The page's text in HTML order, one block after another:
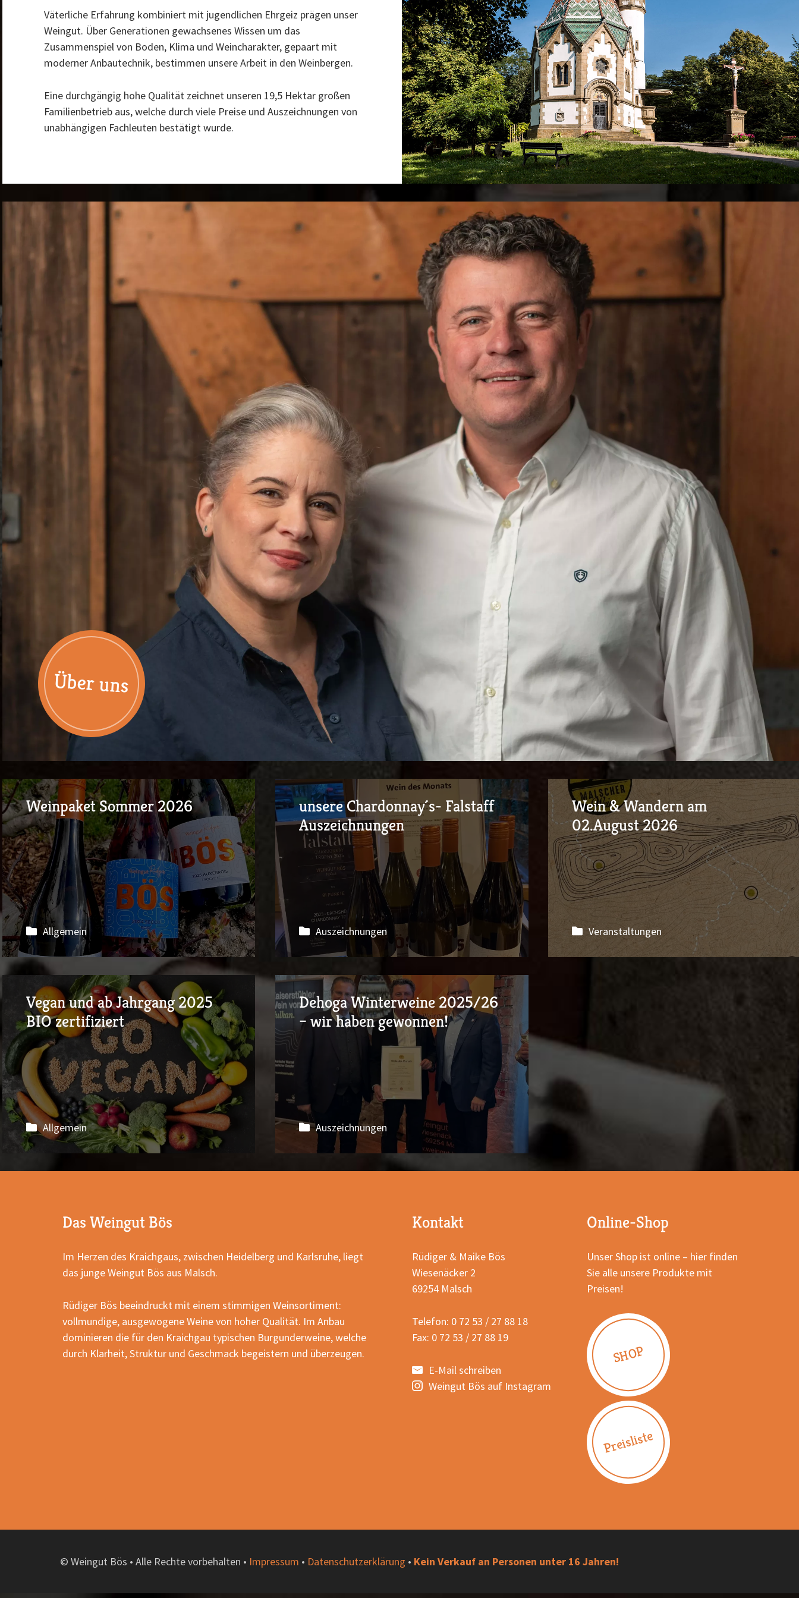
Väterliche Erfahrung kombiniert mit jugendlichen Ehrgeiz prägen unser
Weingut. Über Generationen gewachsenes Wissen um das
Zusammenspiel von Boden, Klima und Weincharakter, gepaart mit
moderner Anbautechnik, bestimmen unsere Arbeit in den Weinbergen.
Eine durchgängig hohe Qualität zeichnet unseren 19,5 Hektar großen
Familienbetrieb aus, welche durch viele Preise und Auszeichnungen von
unabhängigen Fachleuten bestätigt wurde.
Über uns
Weinpaket Sommer 2026
Allgemein
unsere Chardonnay´s- Falstaff
Auszeichnungen
Auszeichnungen
Wein & Wandern am
02.August 2026
Veranstaltungen
Vegan und ab Jahrgang 2025
BIO zertifiziert
Allgemein
Dehoga Winterweine 2025/26
– wir haben gewonnen!
Auszeichnungen
Das Weingut Bös
Im Herzen des Kraichgaus, zwischen Heidelberg und Karlsruhe, liegt
das junge Weingut Bös aus Malsch.
Rüdiger Bös beeindruckt mit einem stimmigen Weinsortiment:
vollmundige, ausgewogene Weine von hoher Qualität. Im Anbau
dominieren die für den Kraichgau typischen Burgunderweine, welche
durch Klarheit, Struktur und Geschmack begeistern und überzeugen.
Kontakt
Rüdiger & Maike Bös
Wiesenäcker 2
69254 Malsch
Telefon: 0 72 53 / 27 88 18
Fax: 0 72 53 / 27 88 19
E-Mail schreiben
Weingut Bös auf Instagram
Online-Shop
Unser Shop ist online – hier finden
Sie alle unsere Produkte mit
Preisen!
SHOP
Preisliste
© Weingut Bös • Alle Rechte vorbehalten • Impressum • Datenschutzerklärung • Kein Verkauf an Personen unter 16 Jahren!